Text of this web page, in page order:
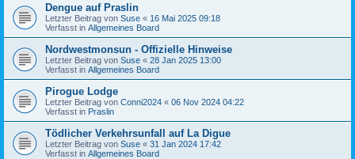
Dengue auf Praslin
Letzter Beitrag von Suse « 16 Mai 2025 09:18
Verfasst in Allgemeines Board
Nordwestmonsun - Offizielle Hinweise
Letzter Beitrag von Suse « 28 Jan 2025 13:00
Verfasst in Allgemeines Board
Pirogue Lodge
Letzter Beitrag von Conni2024 « 06 Nov 2024 04:22
Verfasst in Praslin
Tödlicher Verkehrsunfall auf La Digue
Letzter Beitrag von Suse « 31 Jan 2024 17:42
Verfasst in Allgemeines Board